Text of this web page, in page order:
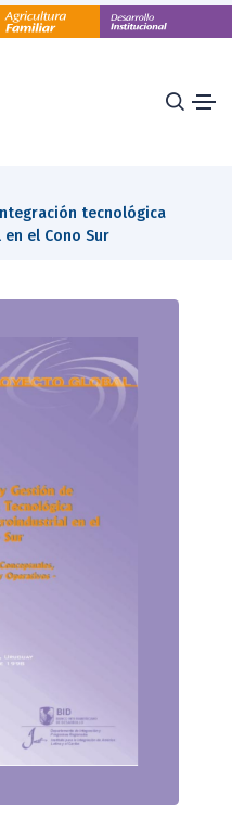
tecnológica
el Cono Sur